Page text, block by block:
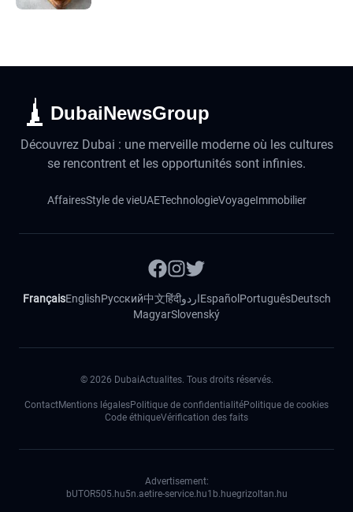
DubaiNewsGroup
Découvrez Dubai : une merveille moderne où les cultures
se rencontrent et les opportunités sont infinies.
AffairesStyle de vieUAETechnologieVoyageImmobilier
FrançaisEnglishРусский中文हिंदीاردوEspañol PortuguêsDeutsch
MagyarSlovenský
© 2026 DubaiActualites. Tous droits réservés.
ContactMentions légalesPolitique de confidentialitéPolitique de cookies
Code éthiqueVérification des faits
Advertisement:
bUTOR505.hu5n.aetire-service.hu1b.huegrizoltan.hu